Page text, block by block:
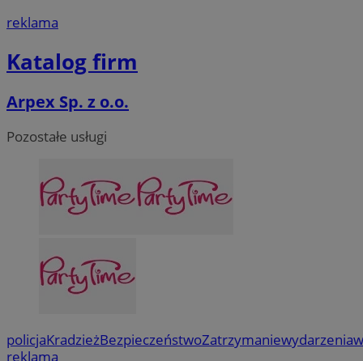
reklama
Katalog firm
Arpex Sp. z o.o.
Pozostałe usługi
policjaKradzieżBezpieczeństwoZatrzymaniewydarzenia
reklama